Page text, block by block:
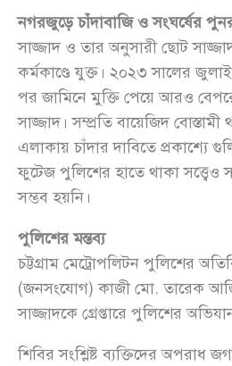
নগরজুড়ে চাঁদাবাজি ও সংঘর্ষের
সাজ্জাদ ও তার অনুসারী ছোট সাজ্জাদ
কর্মকাণ্ডে যুক্ত। ২০২৩ সালের
পর জামিনে মুক্তি পেয়ে আরও
সাজ্জাদ। সম্প্রতি বায়েজিদ
এলাকায় চাঁদার দাবিতে প্রকাশ্যে
ফুটেজ পুলিশের হাতে থাকা সত্ত্বেও
সম্ভব হয়নি।
পুলিশের মন্তব্য
চট্টগ্রাম মেট্রোপলিটন পুলিশের
(জনসংযোগ) কাজী মো. তারেক
সাজ্জাদকে গ্রেপ্তারে পুলিশের
শিবির সংশ্লিষ্ট ব্যক্তিদের অপরাধ